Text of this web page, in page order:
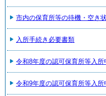
市内の保育所等の待機・空き
入所手続き必要書類
令和8年度の認可保育所等入所
令和9年度の認可保育所等入所